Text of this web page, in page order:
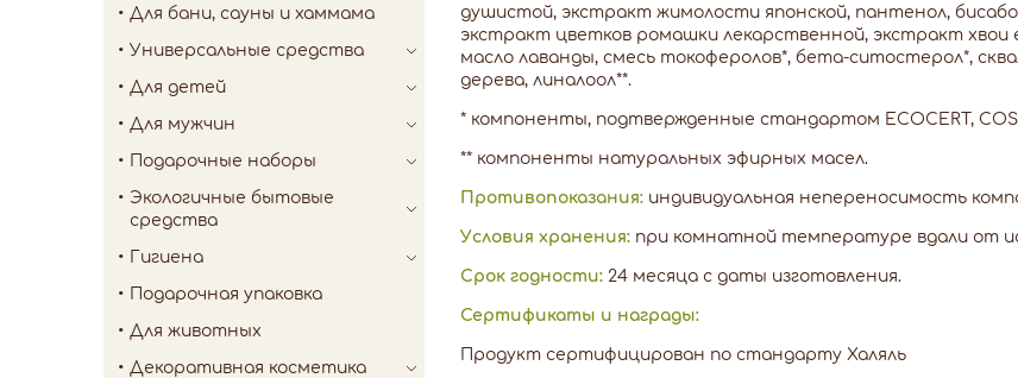
Для бани, сауны и хаммама
Универсальные средства
Для детей
Для мужчин
Подарочные наборы
Экологичные бытовые
средства
Гигиена
Подарочная упаковка
Для животных
Декоративная косметика
душистой, экстракт жимолости японской, пантенол,
экстракт цветков ромашки лекарственной, экстракт хвои
масло лаванды, смесь токоферолов*, бета-ситостерол*,
дерева, линалоол**.
* компоненты, подтвержденные стандартом ECOCERT,
** компоненты натуральных эфирных масел.
Противопоказания: индивидуальная непереносимость
Условия хранения: при комнатной температуре вдали от
Срок годности: 24 месяца с даты изготовления.
Сертификаты и награды:
Продукт сертифицирован по стандарту Халяль